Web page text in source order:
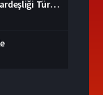
Yüzüklerin Efendisi: Yüzük Kardeşliği Türkçe Dublaj İzle